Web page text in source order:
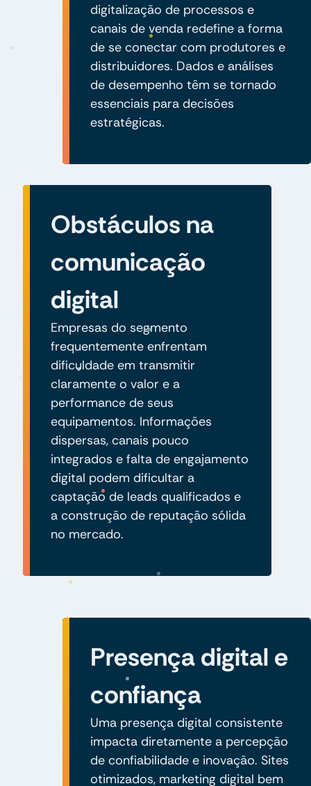
digitalização de processos e
canais de venda redefine a forma
de se conectar com produtores e
distribuidores. Dados e análises
de desempenho têm se tornado
essenciais para decisões
estratégicas.
Obstáculos na
comunicação
digital
Empresas do segmento
frequentemente enfrentam
dificuldade em transmitir
claramente o valor e a
performance de seus
equipamentos. Informações
dispersas, canais pouco
integrados e falta de engajamento
digital podem dificultar a
captação de leads qualificados e
a construção de reputação sólida
no mercado.
Presença digital e
confiança
Uma presença digital consistente
impacta diretamente a percepção
de confiabilidade e inovação. Sites
otimizados, marketing digital bem